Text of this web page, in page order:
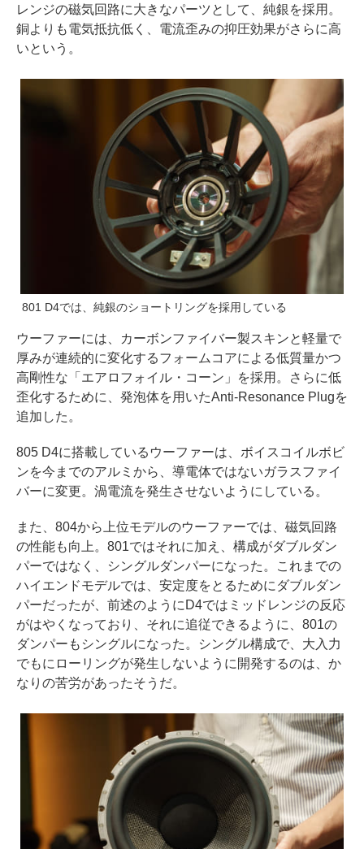
レンジの磁気回路に大きなパーツとして、純銀を採用。
銅よりも電気抵抗低く、電流歪みの抑圧効果がさらに高
いという。
801 D4では、純銀のショートリングを採用している
ウーファーには、カーボンファイバー製スキンと軽量で
厚みが連続的に変化するフォームコアによる低質量かつ
高剛性な「エアロフォイル・コーン」を採用。さらに低
歪化するために、発泡体を用いたAnti-Resonance Plugを
追加した。
805 D4に搭載しているウーファーは、ボイスコイルボビ
ンを今までのアルミから、導電体ではないガラスファイ
バーに変更。渦電流を発生させないようにしている。
また、804から上位モデルのウーファーでは、磁気回路
の性能も向上。801ではそれに加え、構成がダブルダン
パーではなく、シングルダンパーになった。これまでの
ハイエンドモデルでは、安定度をとるためにダブルダン
パーだったが、前述のようにD4ではミッドレンジの反応
がはやくなっており、それに追従できるように、801の
ダンパーもシングルになった。シングル構成で、大入力
でもにローリングが発生しないように開発するのは、か
なりの苦労があったそうだ。